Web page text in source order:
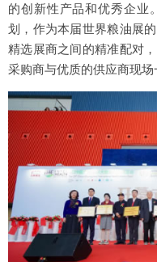
的创新性产品和优秀企业
划，作为本届世界粮油展
精选展商之间的精准配对
采购商与优质的供应商现场